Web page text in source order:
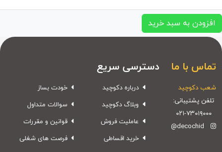
افزودن به سبد خرید
تماس با ما
شعب دکوچید
تلفن پشتیبانی:
۰۲۱-۷۳۰۱۹۰۰۰
@decochid
دسترسی سریع
درباره دکوچید
وبلاگ دکوچید
عاملیت فروش
خرید اقساطی
خودت بساز
سوالات متداول
قوانین و مقررات
فرصت های شغلی